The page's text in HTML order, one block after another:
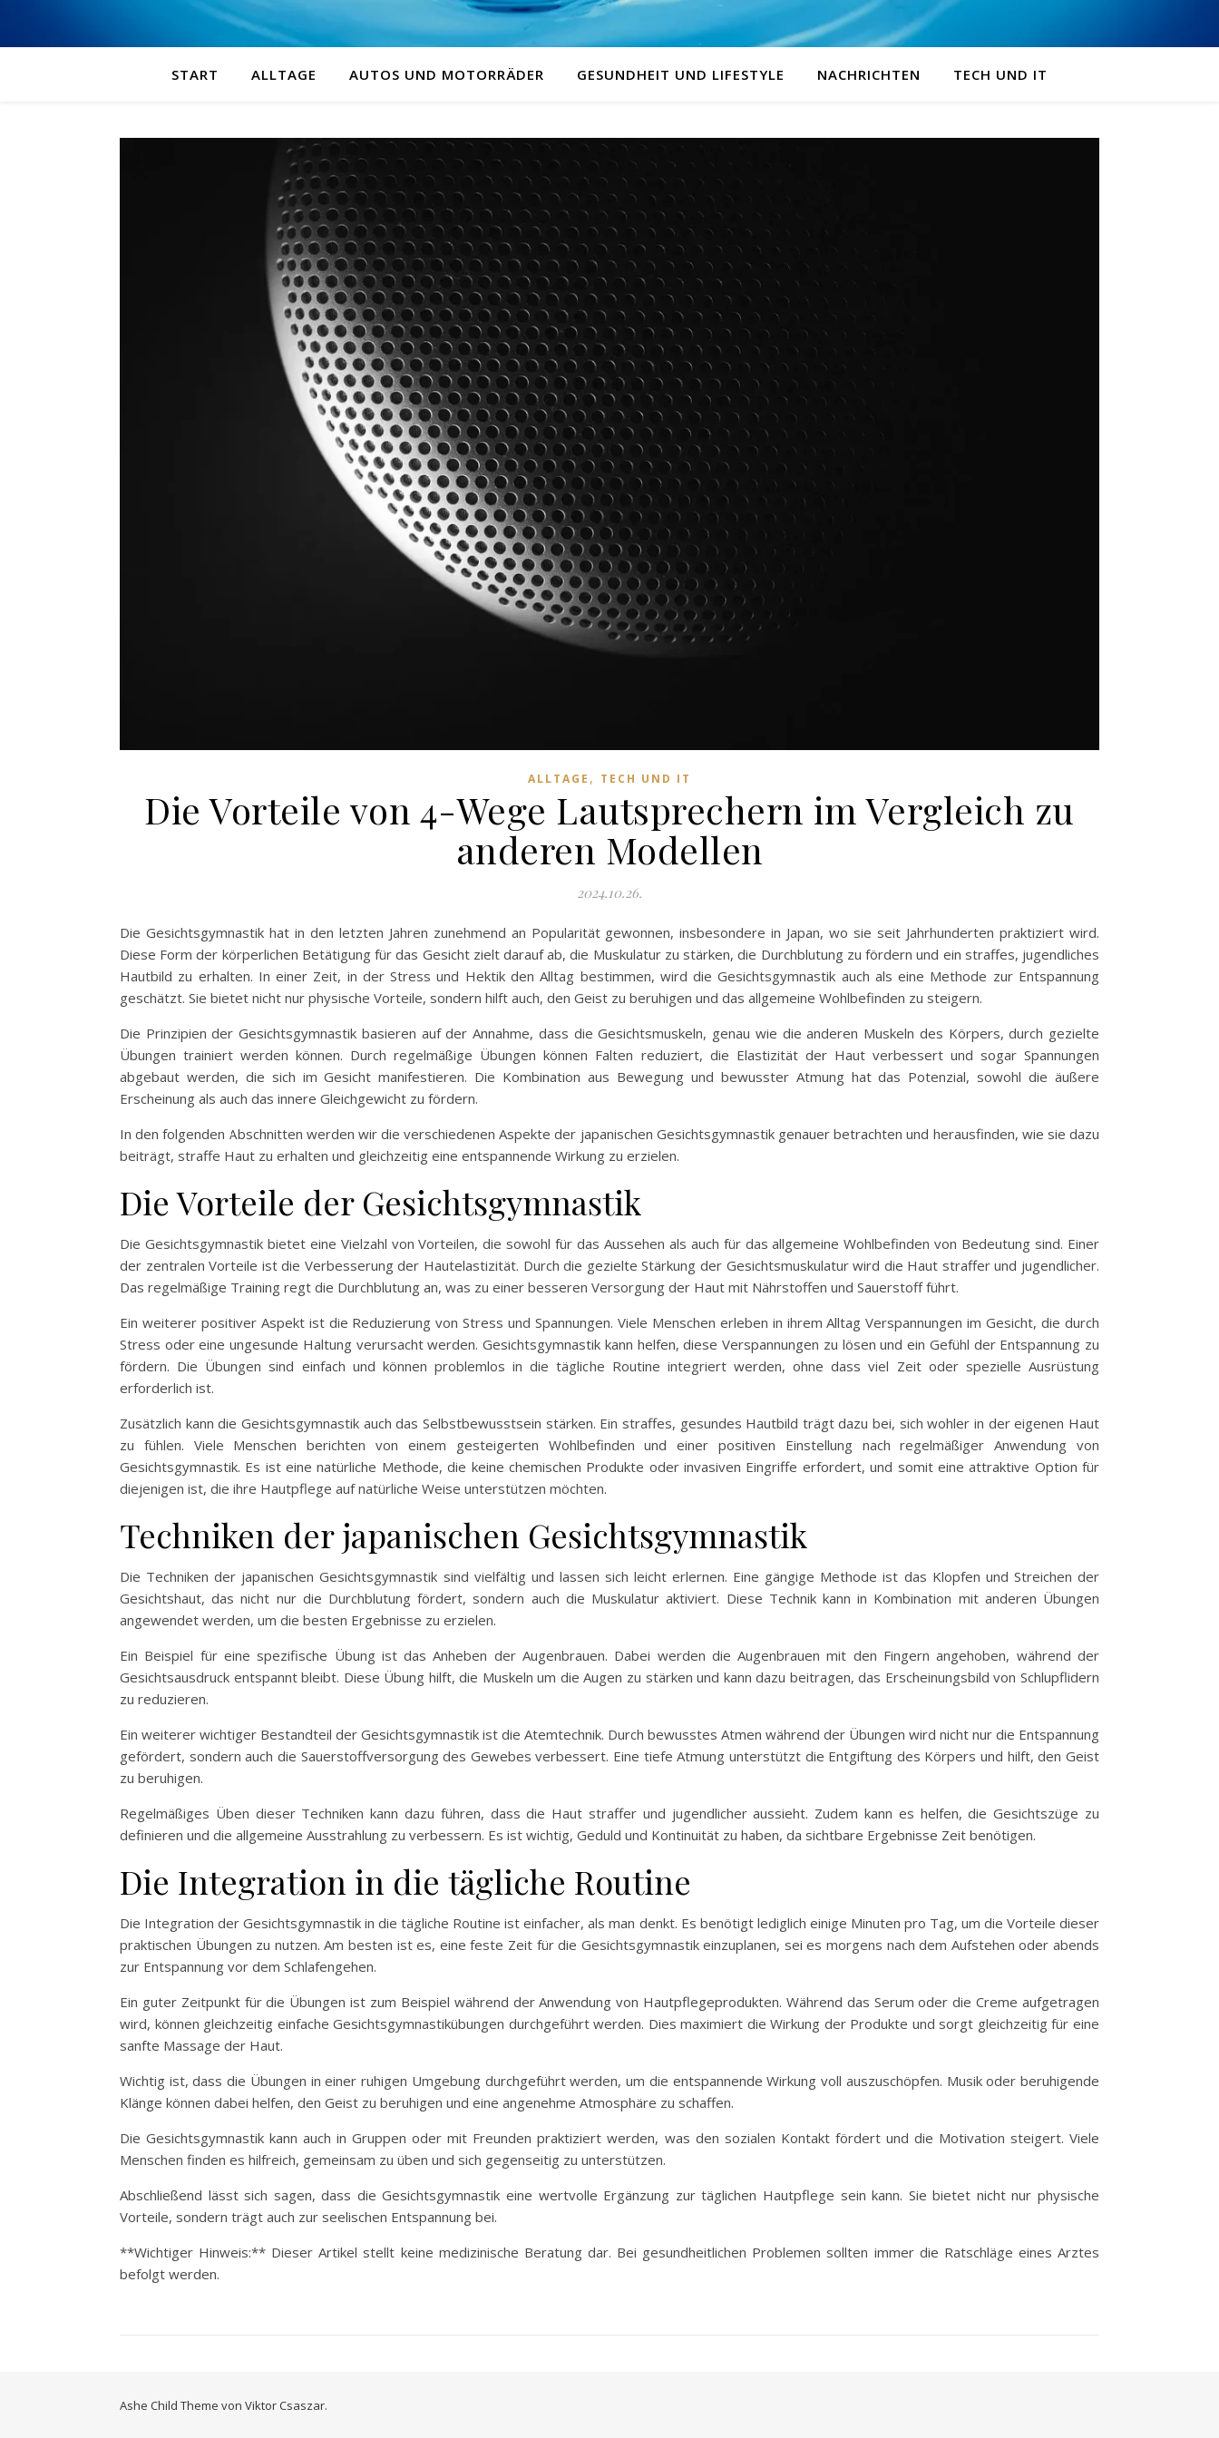
START ALLTAGE AUTOS UND MOTORRÄDER GESUNDHEIT UND LIFESTYLE NACHRICHTEN TECH UND IT
ALLTAGE , TECH UND IT
Die Vorteile von 4-Wege Lautsprechern im Vergleich zu
anderen Modellen
2024.10.26.
Die Gesichtsgymnastik hat in den letzten Jahren zunehmend an Popularität gewonnen, insbesondere in Japan, wo sie seit Jahrhunderten praktiziert wird.
Diese Form der körperlichen Betätigung für das Gesicht zielt darauf ab, die Muskulatur zu stärken, die Durchblutung zu fördern und ein straffes, jugendliches
Hautbild zu erhalten. In einer Zeit, in der Stress und Hektik den Alltag bestimmen, wird die Gesichtsgymnastik auch als eine Methode zur Entspannung
geschätzt. Sie bietet nicht nur physische Vorteile, sondern hilft auch, den Geist zu beruhigen und das allgemeine Wohlbefinden zu steigern.
Die Prinzipien der Gesichtsgymnastik basieren auf der Annahme, dass die Gesichtsmuskeln, genau wie die anderen Muskeln des Körpers, durch gezielte
Übungen trainiert werden können. Durch regelmäßige Übungen können Falten reduziert, die Elastizität der Haut verbessert und sogar Spannungen
abgebaut werden, die sich im Gesicht manifestieren. Die Kombination aus Bewegung und bewusster Atmung hat das Potenzial, sowohl die äußere
Erscheinung als auch das innere Gleichgewicht zu fördern.
In den folgenden Abschnitten werden wir die verschiedenen Aspekte der japanischen Gesichtsgymnastik genauer betrachten und herausfinden, wie sie dazu
beiträgt, straffe Haut zu erhalten und gleichzeitig eine entspannende Wirkung zu erzielen.
Die Vorteile der Gesichtsgymnastik
Die Gesichtsgymnastik bietet eine Vielzahl von Vorteilen, die sowohl für das Aussehen als auch für das allgemeine Wohlbefinden von Bedeutung sind. Einer
der zentralen Vorteile ist die Verbesserung der Hautelastizität. Durch die gezielte Stärkung der Gesichtsmuskulatur wird die Haut straffer und jugendlicher.
Das regelmäßige Training regt die Durchblutung an, was zu einer besseren Versorgung der Haut mit Nährstoffen und Sauerstoff führt.
Ein weiterer positiver Aspekt ist die Reduzierung von Stress und Spannungen. Viele Menschen erleben in ihrem Alltag Verspannungen im Gesicht, die durch
Stress oder eine ungesunde Haltung verursacht werden. Gesichtsgymnastik kann helfen, diese Verspannungen zu lösen und ein Gefühl der Entspannung zu
fördern. Die Übungen sind einfach und können problemlos in die tägliche Routine integriert werden, ohne dass viel Zeit oder spezielle Ausrüstung
erforderlich ist.
Zusätzlich kann die Gesichtsgymnastik auch das Selbstbewusstsein stärken. Ein straffes, gesundes Hautbild trägt dazu bei, sich wohler in der eigenen Haut
zu fühlen. Viele Menschen berichten von einem gesteigerten Wohlbefinden und einer positiven Einstellung nach regelmäßiger Anwendung von
Gesichtsgymnastik. Es ist eine natürliche Methode, die keine chemischen Produkte oder invasiven Eingriffe erfordert, und somit eine attraktive Option für
diejenigen ist, die ihre Hautpflege auf natürliche Weise unterstützen möchten.
Techniken der japanischen Gesichtsgymnastik
Die Techniken der japanischen Gesichtsgymnastik sind vielfältig und lassen sich leicht erlernen. Eine gängige Methode ist das Klopfen und Streichen der
Gesichtshaut, das nicht nur die Durchblutung fördert, sondern auch die Muskulatur aktiviert. Diese Technik kann in Kombination mit anderen Übungen
angewendet werden, um die besten Ergebnisse zu erzielen.
Ein Beispiel für eine spezifische Übung ist das Anheben der Augenbrauen. Dabei werden die Augenbrauen mit den Fingern angehoben, während der
Gesichtsausdruck entspannt bleibt. Diese Übung hilft, die Muskeln um die Augen zu stärken und kann dazu beitragen, das Erscheinungsbild von Schlupflidern
zu reduzieren.
Ein weiterer wichtiger Bestandteil der Gesichtsgymnastik ist die Atemtechnik. Durch bewusstes Atmen während der Übungen wird nicht nur die Entspannung
gefördert, sondern auch die Sauerstoffversorgung des Gewebes verbessert. Eine tiefe Atmung unterstützt die Entgiftung des Körpers und hilft, den Geist
zu beruhigen.
Regelmäßiges Üben dieser Techniken kann dazu führen, dass die Haut straffer und jugendlicher aussieht. Zudem kann es helfen, die Gesichtszüge zu
definieren und die allgemeine Ausstrahlung zu verbessern. Es ist wichtig, Geduld und Kontinuität zu haben, da sichtbare Ergebnisse Zeit benötigen.
Die Integration in die tägliche Routine
Die Integration der Gesichtsgymnastik in die tägliche Routine ist einfacher, als man denkt. Es benötigt lediglich einige Minuten pro Tag, um die Vorteile dieser
praktischen Übungen zu nutzen. Am besten ist es, eine feste Zeit für die Gesichtsgymnastik einzuplanen, sei es morgens nach dem Aufstehen oder abends
zur Entspannung vor dem Schlafengehen.
Ein guter Zeitpunkt für die Übungen ist zum Beispiel während der Anwendung von Hautpflegeprodukten. Während das Serum oder die Creme aufgetragen
wird, können gleichzeitig einfache Gesichtsgymnastikübungen durchgeführt werden. Dies maximiert die Wirkung der Produkte und sorgt gleichzeitig für eine
sanfte Massage der Haut.
Wichtig ist, dass die Übungen in einer ruhigen Umgebung durchgeführt werden, um die entspannende Wirkung voll auszuschöpfen. Musik oder beruhigende
Klänge können dabei helfen, den Geist zu beruhigen und eine angenehme Atmosphäre zu schaffen.
Die Gesichtsgymnastik kann auch in Gruppen oder mit Freunden praktiziert werden, was den sozialen Kontakt fördert und die Motivation steigert. Viele
Menschen finden es hilfreich, gemeinsam zu üben und sich gegenseitig zu unterstützen.
Abschließend lässt sich sagen, dass die Gesichtsgymnastik eine wertvolle Ergänzung zur täglichen Hautpflege sein kann. Sie bietet nicht nur physische
Vorteile, sondern trägt auch zur seelischen Entspannung bei.
**Wichtiger Hinweis:** Dieser Artikel stellt keine medizinische Beratung dar. Bei gesundheitlichen Problemen sollten immer die Ratschläge eines Arztes
befolgt werden.
Ashe Child Theme von Viktor Csaszar.